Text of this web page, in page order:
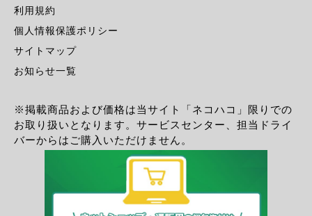
利用規約
個人情報保護ポリシー
サイトマップ
お知らせ一覧
※掲載商品および価格は当サイト「ネコハコ」限りでの
お取り扱いとなります。サービスセンター、担当ドライ
バーからはご購入いただけません。